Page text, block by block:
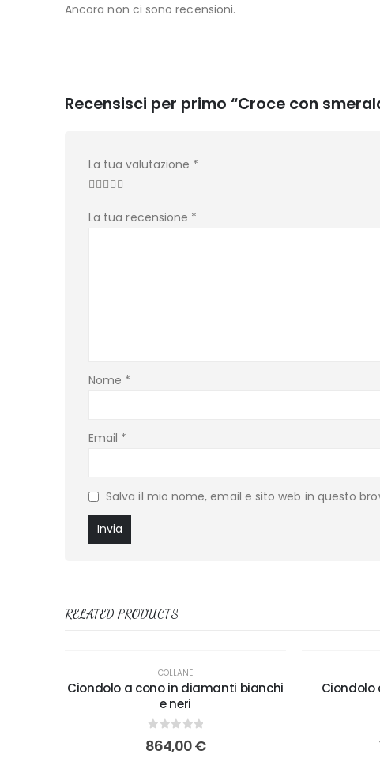
Ancora non ci sono recensioni.
Recensisci per primo “Croce con
La tua valutazione *
La tua recensione *
Nome *
Email *
Salva il mio nome, email e sito web in questo
RELATED PRODUCTS
COLLANE
Ciondolo a cono in diamanti bianchi
e neri
0 out of 5
864,00€
Ciondolo